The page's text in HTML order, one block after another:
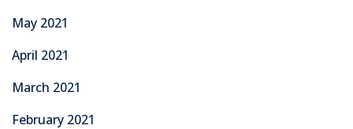
May 2021
April 2021
March 2021
February 2021